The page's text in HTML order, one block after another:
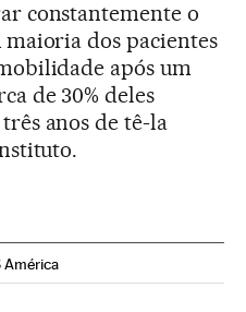
constantemente o
dos pacientes
após um
de 30% deles
anos de tê-la
América